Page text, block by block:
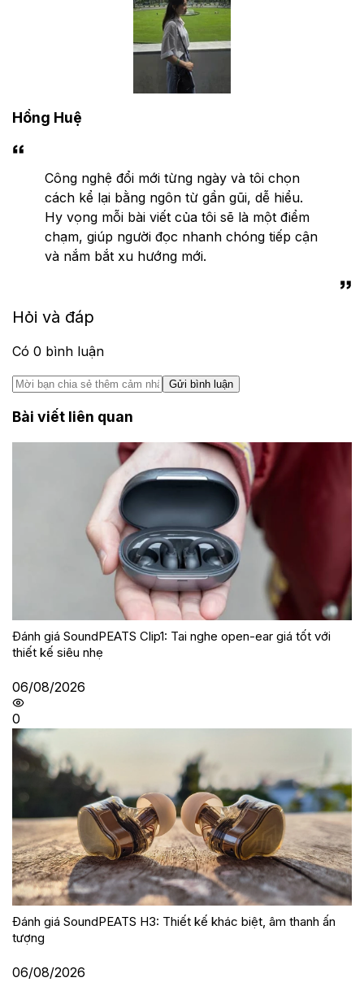
Hồng Huệ
Công nghệ đổi mới từng ngày và tôi chọn
cách kể lại bằng ngôn từ gần gũi, dễ hiểu.
Hy vọng mỗi bài viết của tôi sẽ là một điểm
chạm, giúp người đọc nhanh chóng tiếp cận
và nắm bắt xu hướng mới.
Hỏi và đáp
Có 0 bình luận
Gửi bình luận
Bài viết liên quan
Đánh giá SoundPEATS Clip1: Tai nghe open-ear giá tốt với
thiết kế siêu nhẹ
06/08/2026
0
Đánh giá SoundPEATS H3: Thiết kế khác biệt, âm thanh ấn
tượng
06/08/2026